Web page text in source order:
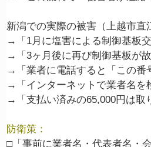
新潟での実際の被害（上越市直
→「1月に塩害による制御基板
→「3ヶ月後に再び制御基板が
→「業者に電話すると「この番
→「インターネットで業者名を
防衛策：
□「事前に業者名・代表者名・